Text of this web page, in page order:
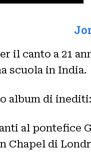
il canto a 21
scuola in India.
album di
al pontefice
Chapel di